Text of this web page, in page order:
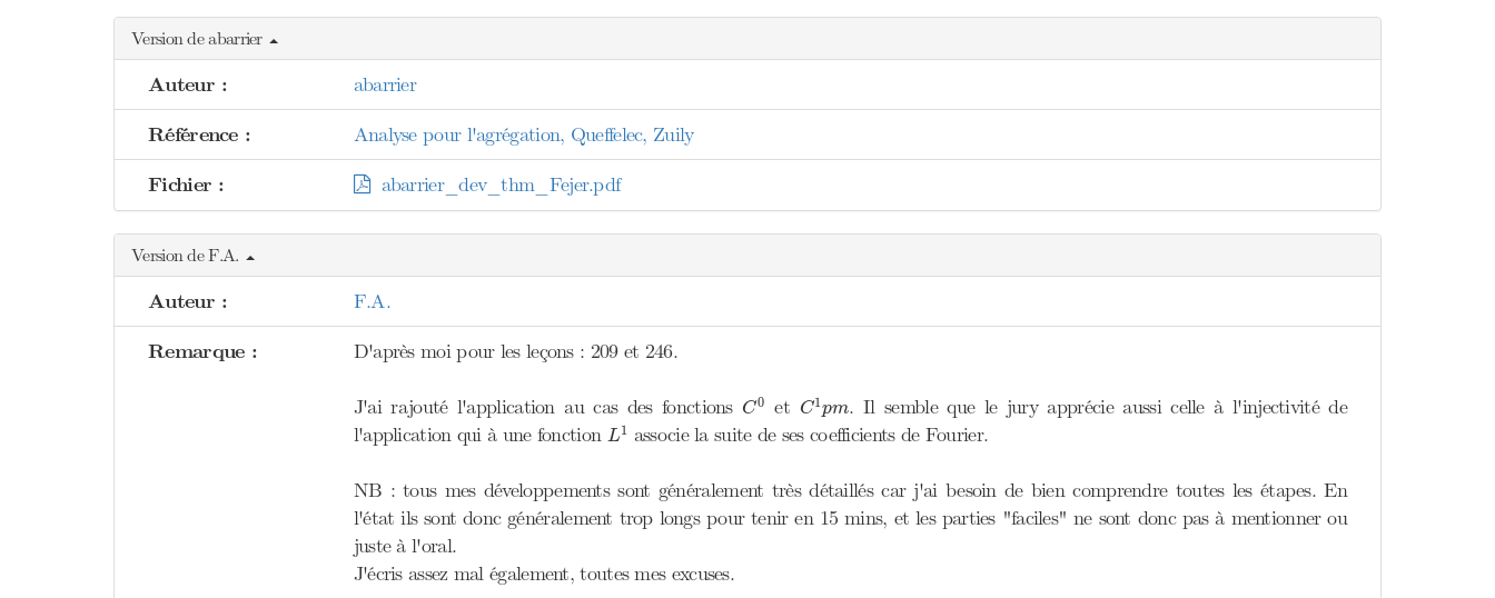
Version de abarrier
Auteur : abarrier
Référence : Analyse pour l'agrégation, Queffelec, Zuily
Fichier : abarrier_dev_thm_Fejer.pdf
Version de F.A.
Auteur : F.A.
Remarque : D'après moi pour les leçons : 209 et 246.
J'ai rajouté l'application au cas des fonctions C0
C0 et C1 pm
C1
. Il semble que le jury apprécie aussi celle à l'injectivité de
l'application qui à une fonction L1
L 1 associe la suite de ses coefficients de Fourier.
NB : tous mes développements sont généralement très détaillés car j'ai besoin de bien comprendre toutes les étapes. En
l'état ils sont donc généralement trop longs pour tenir en 15 mins, et les parties "faciles" ne sont donc pas à mentionner ou
juste à l'oral.
J'écris assez mal également, toutes mes excuses.